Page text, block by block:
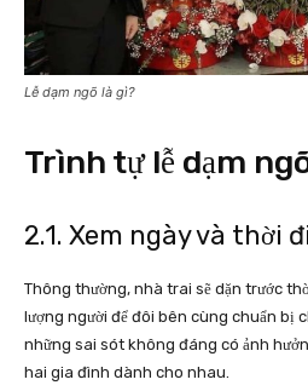
Lễ dạm ngõ là gì?
Trình tự lễ dạm
2.1. Xem ngày và thời
Thông thường, nhà trai sẽ dặn trước
lượng người để đôi bên cùng chuẩn bị
những sai sót không đáng có ảnh
hai gia đình dành cho nhau.